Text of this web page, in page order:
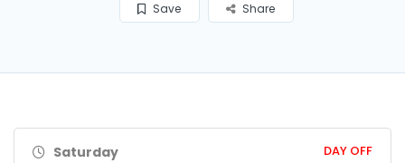
Save Share
Saturday DAY OFF